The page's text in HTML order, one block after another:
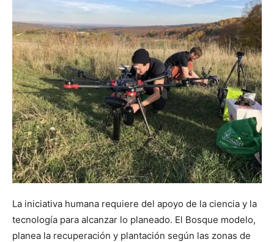
La iniciativa humana requiere del apoyo de la ciencia y la
tecnología para alcanzar lo planeado. El Bosque modelo,
planea la recuperación y plantación según las zonas de